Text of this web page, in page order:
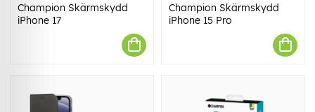
Champion Skärmskydd
iPhone 17
Champion Skärmskydd
iPhone 15 Pro